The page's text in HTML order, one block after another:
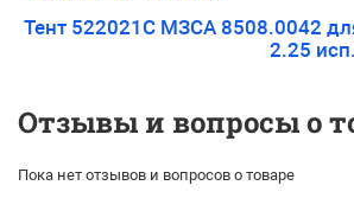
Тент 522021С МЗСА 8508.0042
2.25
Отзывы и вопросы о
Пока нет отзывов и вопросов о товаре